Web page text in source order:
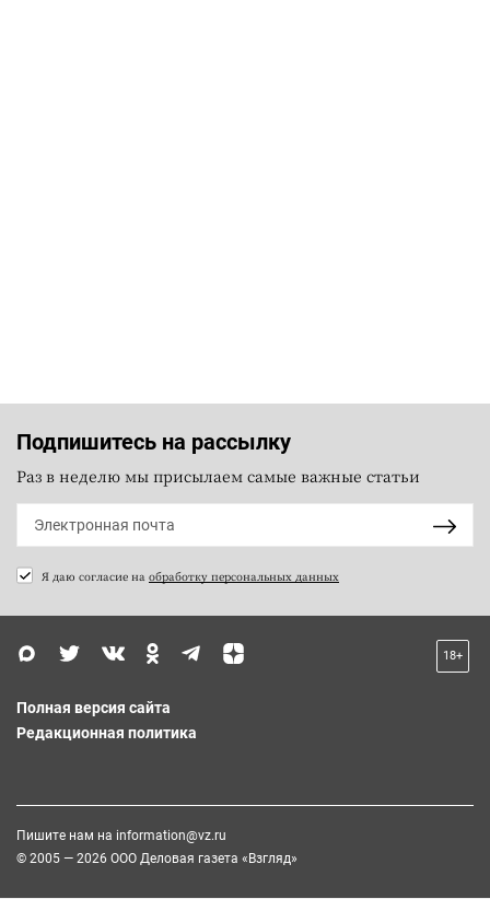
Подпишитесь на рассылку
Раз в неделю мы присылаем самые важные статьи
Я даю согласие на обработку персональных данных
18+
Полная версия сайта
Редакционная политика
Пишите нам на information@vz.ru
© 2005 — 2026 ООО Деловая газета «Взгляд»